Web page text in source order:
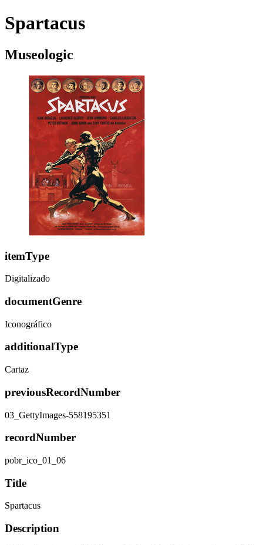
Spartacus
Museologic
itemType
Digitalizado
documentGenre
Iconográfico
additionalType
Cartaz
previousRecordNumber
03_GettyImages-558195351
recordNumber
pobr_ico_01_06
Title
Spartacus
Description